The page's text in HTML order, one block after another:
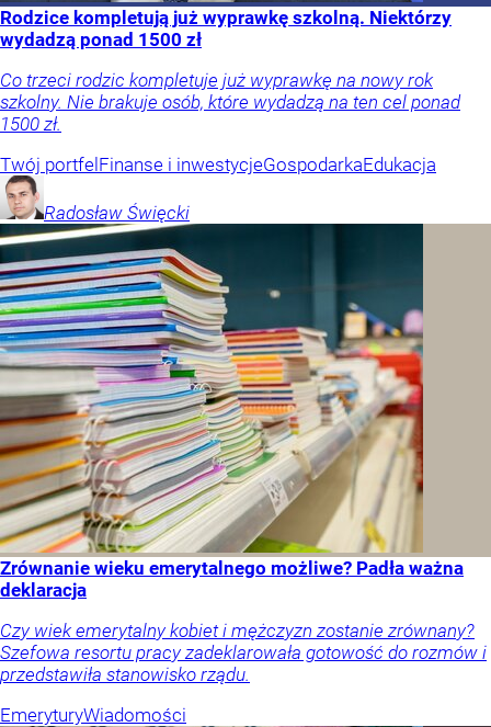
Rodzice kompletują już wyprawkę szkolną. Niektórzy
wydadzą ponad 1500 zł
Co trzeci rodzic kompletuje już wyprawkę na nowy rok
szkolny. Nie brakuje osób, które wydadzą na ten cel ponad
1500 zł.
Twój portfelFinanse i inwestycjeGospodarkaEdukacja
Radosław Święcki
Zrównanie wieku emerytalnego możliwe? Padła ważna
deklaracja
Czy wiek emerytalny kobiet i mężczyzn zostanie zrównany?
Szefowa resortu pracy zadeklarowała gotowość do rozmów i
przedstawiła stanowisko rządu.
EmeryturyWiadomości